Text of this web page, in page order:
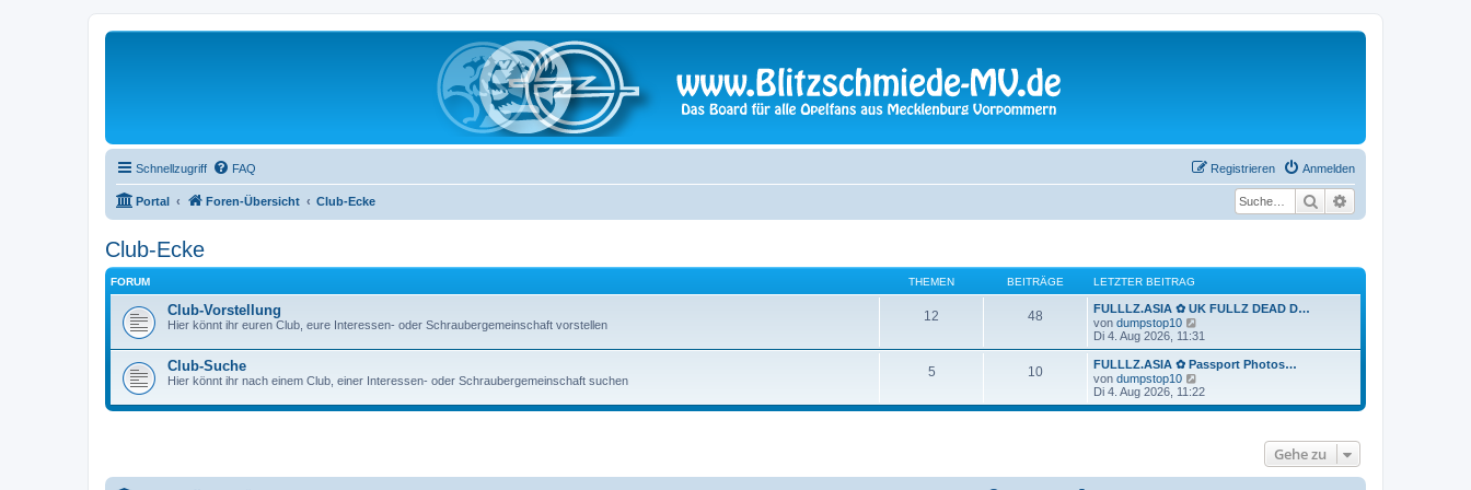
Schnellzugriff FAQ Anmelden
Registrieren
Portal Foren-Übersicht Club-Ecke Suche
Club-Ecke
FORUM THEMEN BEITRÄGE LETZTER BEITRAG
Club-Vorstellung
Hier könnt ihr euren Club, eure Interessen- oder Schraubergemeinschaft vorstellen
12 48
FULLLZ.ASIA ✿ UK FULLZ DEAD D…
von dumpstop10
e
u
e
t
e
r
r
Di 4. Aug 2026, 11:31
Club-Suche
Hier könnt ihr nach einem Club, einer Interessen- oder Schraubergemeinschaft suchen
5 10
FULLLZ.ASIA ✿ Passport Photos…
von dumpstop10
e
u
Di 4. Aug 2026, 11:22
Gehe zu